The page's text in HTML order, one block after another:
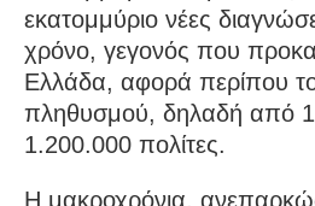
εκατομμύριο νέες
χρόνο, γεγονός που
Ελλάδα, αφορά περίπου
πληθυσμού, δηλαδή από
1.200.000 πολίτες.
Η μακροχρόνια,